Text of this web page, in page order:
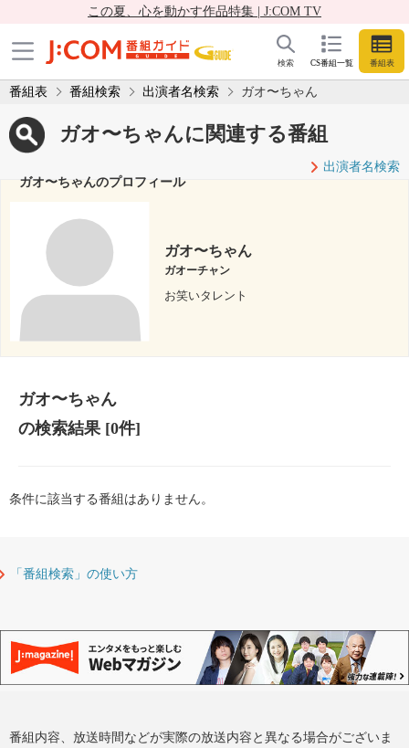
この夏、心を動かす作品特集 | J:COM TV
CS番組一覧 番組表
検索
番組表 番組検索 出演者名検索 ガオ〜ちゃん
ガオ〜ちゃんに関連する番組
出演者名検索
ガオ〜ちゃんのプロフィール
ガオ〜ちゃん
ガオーチャン
お笑いタレント
ガオ〜ちゃん
の検索結果[0件]
条件に該当する番組はありません。
「番組検索」の使い方
番組内容、放送時間などが実際の放送内容と異なる場合がございま